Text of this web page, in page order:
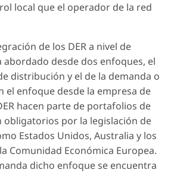
local que el operador de la red
de los DER a nivel de
desde dos enfoques, el
distribución y el de la demanda o
el enfoque desde la empresa de
hacen parte de portafolios de
obligatorios por la legislación de
Estados Unidos, Australia y los
Comunidad Económica Europea.
dicho enfoque se encuentra